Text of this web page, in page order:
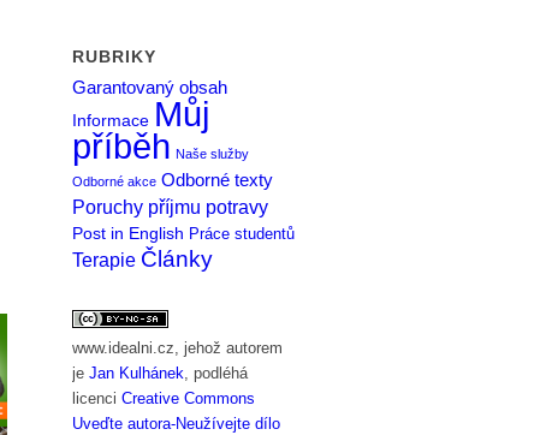
RUBRIKY
Garantovaný obsah
Informace Můj
příběh Naše služby
Odborné akce Odborné texty
Poruchy příjmu potravy
Post in English Práce studentů
Terapie Články
www.idealni.cz, jehož autorem
jeJan Kulhánek, podléhá
licenciCreative Commons
Uveďte autora-Neužívejte dílo